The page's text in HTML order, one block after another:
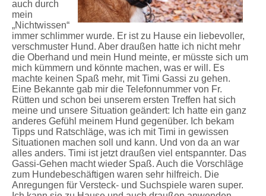
auch durch
mein
„Nichtwissen“
immer schlimmer wurde. Er ist zu Hause ein liebevoller,
verschmuster Hund. Aber draußen hatte ich nicht mehr
die Oberhand und mein Hund meinte, er müsste sich um
mich kümmern und könnte machen, was er will. Es
machte keinen Spaß mehr, mit Timi Gassi zu gehen.
Eine Bekannte gab mir die Telefonnummer von Fr.
Rütten und schon bei unserem ersten Treffen hat sich
meine und unsere Situation geändert: Ich hatte ein ganz
anderes Gefühl meinem Hund gegenüber. Ich bekam
Tipps und Ratschläge, was ich mit Timi in gewissen
Situationen machen soll und kann. Und von da an war
alles anders. Timi ist jetzt draußen viel entspannter. Das
Gassi-Gehen macht wieder Spaß. Auch die Vorschläge
zum Hundebeschäftigen waren sehr hilfreich. Die
Anregungen für Versteck- und Suchspiele waren super.